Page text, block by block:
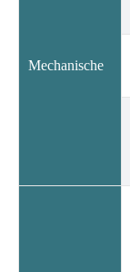
Mechanische